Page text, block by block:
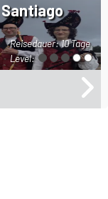
Reisedauer:10 Tage
Level: